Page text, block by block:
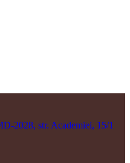
2028, str. Academiei, 15/1